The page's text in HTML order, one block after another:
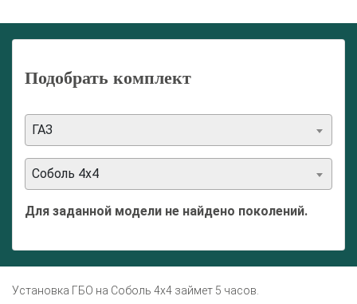
Подобрать комплект
ГАЗ
Соболь 4х4
Для заданной модели не найдено поколений.
Установка ГБО на Соболь 4х4 займет 5 часов.